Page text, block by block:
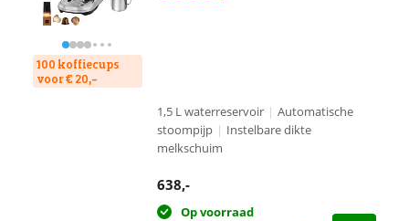
100 koffiecups
voor € 20,-
1,5 L waterreservoir | Automatische
stoompijp | Instelbare dikte
melkschuim
638,-
Op voorraad